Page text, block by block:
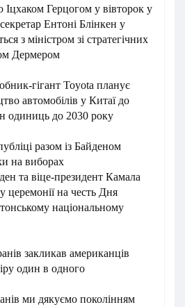
Іцхаком Герцогом у вівторок у
Ентоні Блінкен у
з міністром зі стратегічних
Дермером
гігант Toyota планує
автомобілів у Китаї до
одиниць до 2030 року
разом із Байденом
на виборах
та віце-президент Камала
церемонії на честь Дня
національному
закликав американців
один в одного
ми дякуємо поколінням